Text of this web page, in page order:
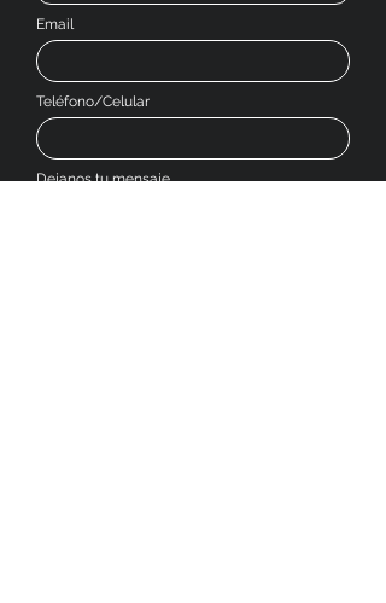
Email
Teléfono/Celular
Dejanos tu mensaje